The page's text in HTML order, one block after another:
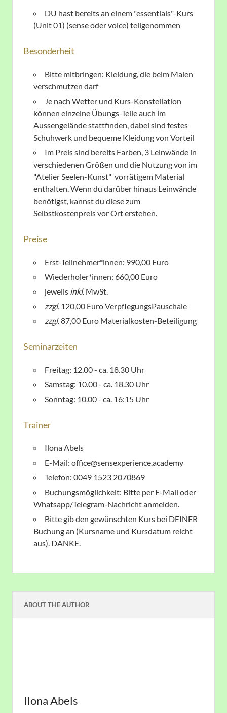
DU hast bereits an einem "essentials"-Kurs
(Unit 01) (sense oder voice) teilgenommen
Besonderheit
Bitte mitbringen: Kleidung, die beim Malen
verschmutzen darf
Je nach Wetter und Kurs-Konstellation
können einzelne Übungs-Teile auch im
Aussengelände stattfinden, dabei sind festes
Schuhwerk und bequeme Kleidung von Vorteil
Im Preis sind bereits Farben, 3 Leinwände in
verschiedenen Größen und die Nutzung von im
"Atelier Seelen-Kunst" vorrätigem Material
enthalten. Wenn du darüber hinaus Leinwände
benötigst, kannst du diese zum
Selbstkostenpreis vor Ort erstehen.
Preise
Erst-Teilnehmer*innen: 990,00 Euro
Wiederholer*innen: 660,00 Euro
jeweils inkl. MwSt.
zzgl. 120,00 Euro VerpflegungsPauschale
zzgl.87,00 Euro Materialkosten-Beteiligung
Seminarzeiten
Freitag: 12.00 - ca. 18.30 Uhr
Samstag: 10.00 - ca. 18.30 Uhr
Sonntag: 10.00 - ca. 16:15 Uhr
Trainer
Ilona Abels
E-Mail: office@sensexperience.academy
Telefon: 0049 1523 2070869
Buchungsmöglichkeit: Bitte per E-Mail oder
Whatsapp/Telegram-Nachricht anmelden.
Bitte gib den gewünschten Kurs bei DEINER
Buchung an (Kursname und Kursdatum reicht
aus). DANKE.
ABOUT THE AUTHOR
Ilona Abels